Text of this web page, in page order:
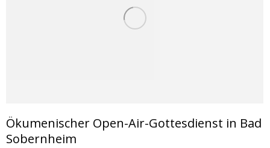
Ökumenischer Open-Air-Gottesdienst in Bad
Sobernheim